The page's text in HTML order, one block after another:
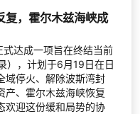
复，霍尔木兹海峡成
达成一项旨在终结当前
），计划于6月19日在日
域停火、解除波斯湾封
产、霍尔木兹海峡恢复
欢迎这份缓和局势的协